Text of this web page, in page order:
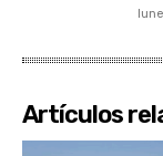
Artículos